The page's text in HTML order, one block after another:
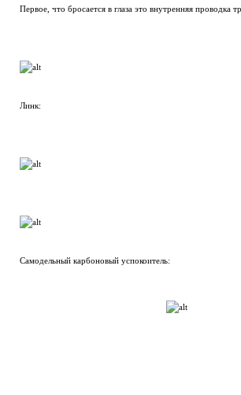
Первое, что бросается в глаза это внутренняя проводка
Линк:
Самодельный карбоновый успокоитель: